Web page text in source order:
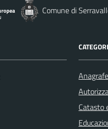
Comune di
Catasto